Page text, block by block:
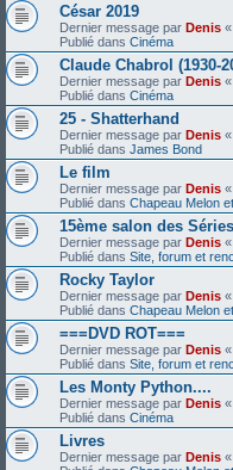
César 2019
Dernier message par Denis «
Publié dans Cinéma
Claude Chabrol (1930-
Dernier message par Denis «
Publié dans Cinéma
25 - Shatterhand
Dernier message par Denis «
Publié dans James Bond
Le film
Dernier message par Denis «
Publié dans Chapeau Melon
15ème salon des
Dernier message par Denis «
Publié dans Site, forum et
Rocky Taylor
Dernier message par Denis «
Publié dans Chapeau Melon
===DVD ROT===
Dernier message par Denis «
Publié dans Site, forum et
Les Monty Python....
Dernier message par Denis «
Publié dans Cinéma
Livres
Dernier message par Denis «